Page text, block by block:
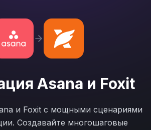
Asana и Foxit
и Foxit с мощными сценариями
Создавайте многошаговые